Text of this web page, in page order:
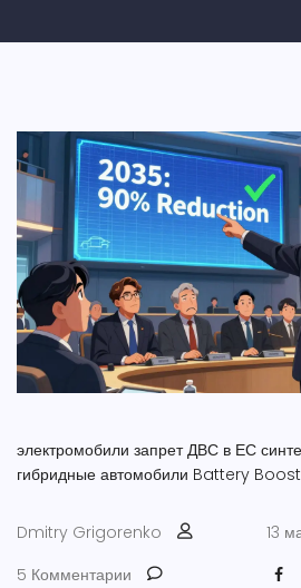
электромобили запрет ДВС в ЕС
гибридные автомобили Battery
Dmitry Grigorenko
13
5 Комментарии